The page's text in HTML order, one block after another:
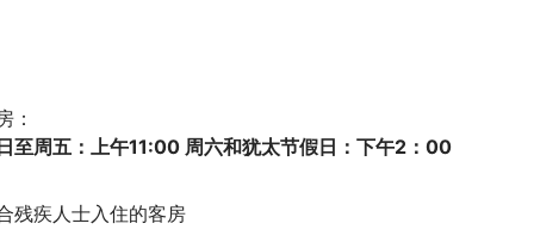
：
至周五：上午11:00 周六和犹太节假日：下午2：00
残疾人士入住的客房